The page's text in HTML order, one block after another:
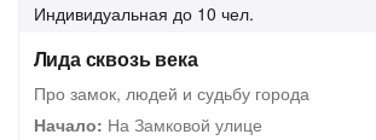
Индивидуальная до 10 чел.
Лида сквозь века
Про замок, людей и судьбу города
Начало: На Замковой улице